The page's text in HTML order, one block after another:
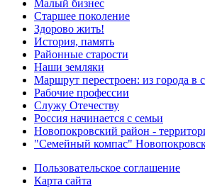
Малый бизнес
Старшее поколение
Здорово жить!
История, память
Районные старости
Наши земляки
Маршрут перестроен: из города в
Рабочие профессии
Служу Отечеству
Россия начинается с семьи
Новопокровский район -
"Семейный компас"
Пользовательское соглашение
Карта сайта